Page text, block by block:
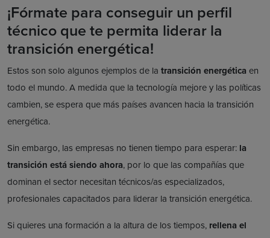
¡Fórmate para conseguir un perfil
técnico que te permita liderar la
transición energética!
Estos son solo algunos ejemplos de la transición energética en
todo el mundo. A medida que la tecnología mejore y las políticas
cambien, se espera que más países avancen hacia la transición
energética.
Sin embargo, las empresas no tienen tiempo para esperar: la
transición está siendo ahora, por lo que las compañías que
dominan el sector necesitan técnicos/as especializados,
profesionales capacitados para liderar la transición energética.
Si quieres una formación a la altura de los tiempos, rellena el